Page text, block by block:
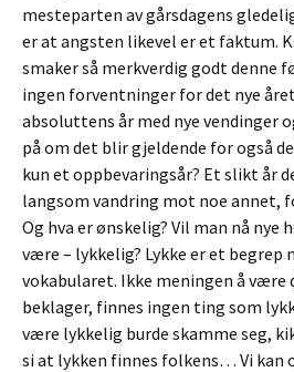
mesteparten av gårsdagens
er at angsten likevel er et faktum.
smaker så merkverdig godt denne
ingen forventninger for det nye
absoluttens år med nye vendinger
på om det blir gjeldende for også
kun et oppbevaringsår? Et slikt år
langsom vandring mot noe annet,
Og hva er ønskelig? Vil man nå nye
være – lykkelig? Lykke er et begrep
vokabularet. Ikke meningen å være
beklager, finnes ingen ting som
være lykkelig burde skamme seg,
si at lykken finnes folkens… Vi kan